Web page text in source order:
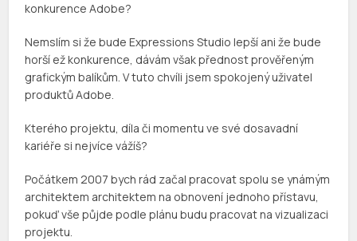
konkurence Adobe?
Nemslím si že bude Expressions Studio lepší ani že bude
horší ež konkurence, dávám však přednost prověřeným
grafickým balíkům. V tuto chvíli jsem spokojený uživatel
produktů Adobe.
Kterého projektu, díla či momentu ve své dosavadní
kariéře si nejvíce vážíš?
Počátkem 2007 bych rád začal pracovat spolu se ynámým
architektem architektem na obnovení jednoho přístavu,
pokuď vše půjde podle plánu budu pracovat na vizualizaci
projektu.